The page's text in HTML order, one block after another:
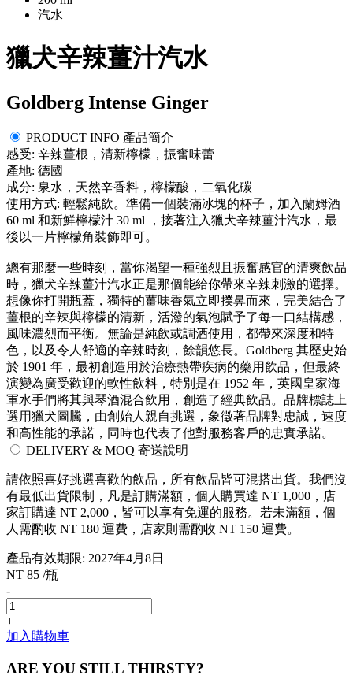
汽水
獵犬辛辣薑汁汽水
Goldberg Intense Ginger
PRODUCT INFO 產品簡介
感受: 辛辣薑根，清新檸檬，振奮味蕾
產地: 德國
成分: 泉水，天然辛香料，檸檬酸，二氧化碳
使用方式: 輕鬆純飲。準備一個裝滿冰塊的杯子，加入蘭姆酒
60 ml 和新鮮檸檬汁 30 ml ，接著注入獵犬辛辣薑汁汽水，最
後以一片檸檬角裝飾即可。
總有那麼一些時刻，當你渴望一種強烈且振奮感官的清爽飲品
時，獵犬辛辣薑汁汽水正是那個能給你帶來辛辣刺激的選擇。
想像你打開瓶蓋，獨特的薑味香氣立即撲鼻而來，完美結合了
薑根的辛辣與檸檬的清新，活潑的氣泡賦予了每一口結構感，
風味濃烈而平衡。無論是純飲或調酒使用，都帶來深度和特
色，以及令人舒適的辛辣時刻，餘韻悠長。Goldberg 其歷史始
於 1901 年，最初創造用於治療熱帶疾病的藥用飲品，但最終
演變為廣受歡迎的軟性飲料，特別是在 1952 年，英國皇家海
軍水手們將其與琴酒混合飲用，創造了經典飲品。品牌標誌上
選用獵犬圖騰，由創始人親自挑選，象徵著品牌對忠誠，速度
和高性能的承諾，同時也代表了他對服務客戶的忠實承諾。
DELIVERY & MOQ 寄送說明
請依照喜好挑選喜歡的飲品，所有飲品皆可混搭出貨。我們沒
有最低出貨限制，凡是訂購滿額，個人購買達 NT 1,000，店
家訂購達 NT 2,000，皆可以享有免運的服務。若未滿額，個
人需酌收 NT 180 運費，店家則需酌收 NT 150 運費。
產品有效期限: 2027年4月8日
NT 85 /瓶
-
+
加入購物車
ARE YOU STILL THIRSTY?